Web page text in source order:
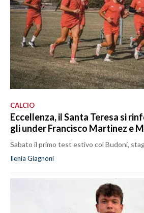
CALCIO
Eccellenza, il Santa Teresa si
gli under Francisco Martinez e
Sabato il primo test estivo col Budoni,
Ilenia Giagnoni